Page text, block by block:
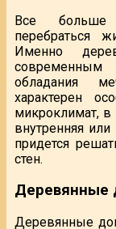
Все больше
перебраться
Именно
современным
обладания
характерен
микроклимат, в
внутренняя
придется
стен.
Деревянные
Деревянные